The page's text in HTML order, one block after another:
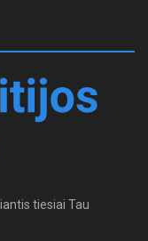
tiesiai Tau